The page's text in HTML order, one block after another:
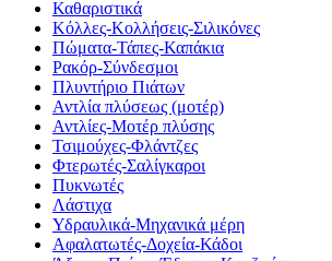
Καθαριστικά
Κόλλες-Κολλήσεις-Σιλικόνες
Πώματα-Τάπες-Καπάκια
Ρακόρ-Σύνδεσμοι
Πλυντήριο Πιάτων
Αντλία πλύσεως (μοτέρ)
Αντλίες-Μοτέρ πλύσης
Τσιμούχες-Φλάντζες
Φτερωτές-Σαλίγκαροι
Πυκνωτές
Λάστιχα
Υδραυλικά-Mηχανικά μέρη
Αφαλατωτές-Δοχεία-Κάδοι